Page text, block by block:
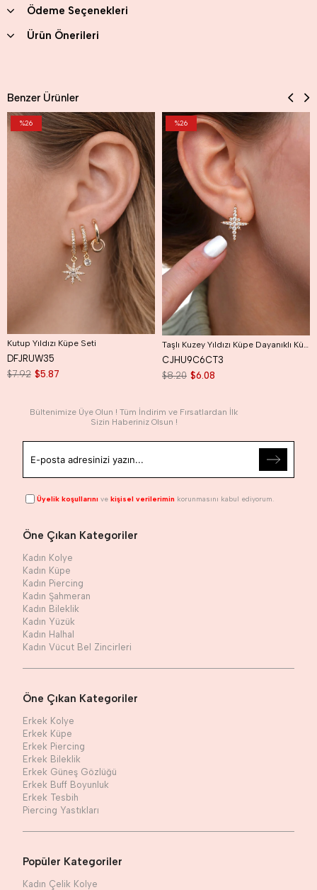
Ödeme Seçenekleri
Ürün Önerileri
Benzer Ürünler
Kutup Yıldızı Küpe Seti
DFJRUW35
$5.87
$7.92
%26
Taşlı Kuzey Yıldızı Küpe Dayanıklı Küpe Kutup Yıldızı Küpe
CJHU9C6CT3
$6.08
$8.20
%26
Bültenimize Üye Olun ! Tüm İndirim ve Fırsatlardan İlk
Sizin Haberiniz Olsun !
Üyelik koşullarını vekişisel verilerimin korunmasını kabul ediyorum.
Öne Çıkan Kategoriler
Kadın Kolye
Kadın Küpe
Kadın Piercing
Kadın Şahmeran
Kadın Bileklik
Kadın Yüzük
Kadın Halhal
Kadın Vücut Bel Zincirleri
Öne Çıkan Kategoriler
Erkek Kolye
Erkek Küpe
Erkek Piercing
Erkek Bileklik
Erkek Güneş Gözlüğü
Erkek Buff Boyunluk
Erkek Tesbih
Piercing Yastıkları
Popüler Kategoriler
Kadın Çelik Kolye